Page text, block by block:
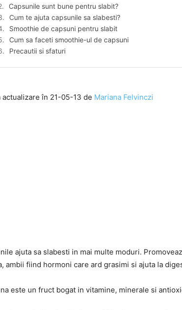
Capsunile sunt bune pentru slabit?
Cum te ajuta capsunile sa slabesti?
Smoothie de capsuni pentru slabit
Cum sa faceti smoothie-ul de capsuni
Precautii si sfaturi
actualizare în 21-05-13 de Mariana Felvinczi
ajuta sa slabesti in mai multe moduri.
ambii fiind hormoni care ard grasimi si ajuta la
este un fruct bogat in vitamine, minerale si